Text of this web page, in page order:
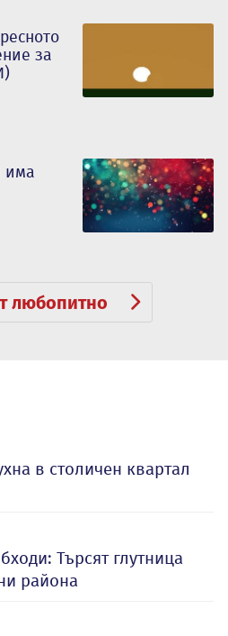
за
има
любопитно
в столичен квартал
Търсят глутница
района